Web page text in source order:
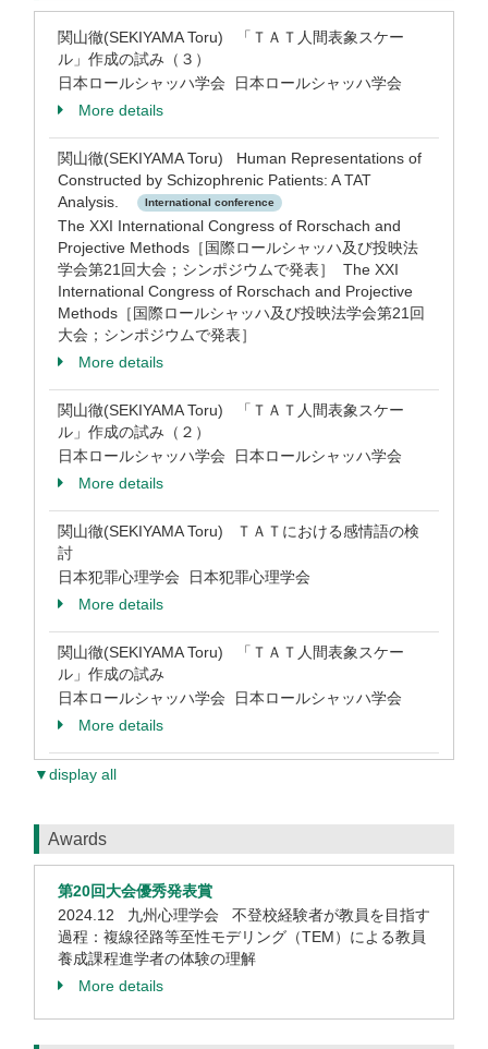
関山徹(SEKIYAMA Toru) 「ＴＡＴ人間表象スケー
ル」作成の試み（３）
日本ロールシャッハ学会 日本ロールシャッハ学会
More details
関山徹(SEKIYAMA Toru) Human Representations of
Constructed by Schizophrenic Patients: A TAT
Analysis.
International conference
The XXI International Congress of Rorschach and
Projective Methods［国際ロールシャッハ及び投映法
学会第21回大会；シンポジウムで発表］ The XXI
International Congress of Rorschach and Projective
Methods［国際ロールシャッハ及び投映法学会第21回
大会；シンポジウムで発表］
More details
関山徹(SEKIYAMA Toru) 「ＴＡＴ人間表象スケー
ル」作成の試み（２）
日本ロールシャッハ学会 日本ロールシャッハ学会
More details
関山徹(SEKIYAMA Toru) ＴＡＴにおける感情語の検
討
日本犯罪心理学会 日本犯罪心理学会
More details
関山徹(SEKIYAMA Toru) 「ＴＡＴ人間表象スケー
ル」作成の試み
日本ロールシャッハ学会 日本ロールシャッハ学会
More details
▼display all
Awards
第20回大会優秀発表賞
2024.12 九州心理学会 不登校経験者が教員を目指す
過程：複線径路等至性モデリング（TEM）による教員
養成課程進学者の体験の理解
More details